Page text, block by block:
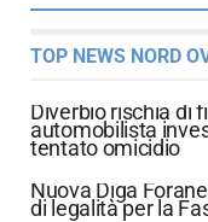
TOP NEWS NORD
Diverbio rischia di
automobilista
tentato omicidio
Nuova Diga
di legalità per la